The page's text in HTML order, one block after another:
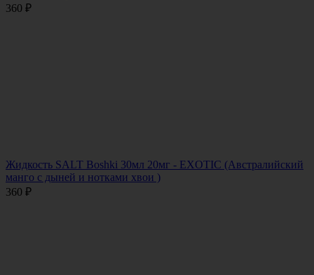
360 ₽
Жидкость SALT Boshki 30мл 20мг - EXOTIC (Австралийский
манго с дыней и нотками хвои )
360 ₽